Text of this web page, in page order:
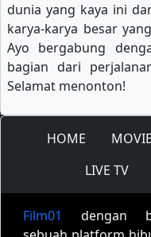
dunia yang kaya ini
karya-karya besar
Ayo bergabung
bagian dari
Selamat menonton!
HOME MOVIE
LIVE TV
Film01
dengan